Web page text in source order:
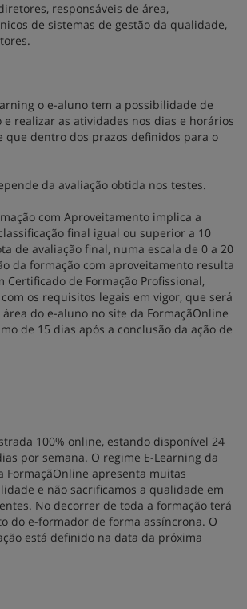
responsáveis de área,
de sistemas de gestão da qualidade,
o e-aluno tem a possibilidade de
realizar as atividades nos dias e horários
que dentro dos prazos definidos para o
da avaliação obtida nos testes.
com Aproveitamento implica a
final igual ou superior a 10
de avaliação final, numa escala de 0 a 20
da formação com aproveitamento resulta
Certificado de Formação Profissional,
os requisitos legais em vigor, que será
do e-aluno no site da FormaçãOnline
de 15 dias após a conclusão da ação de
100% online, estando disponível 24
por semana. O regime E-Learning da
FormaçãOnline apresenta muitas
e não sacrificamos a qualidade em
No decorrer de toda a formação terá
do e-formador de forma assíncrona. O
está definido na data da próxima